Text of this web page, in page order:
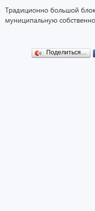
Традиционно большой
муниципальную
Поделиться…